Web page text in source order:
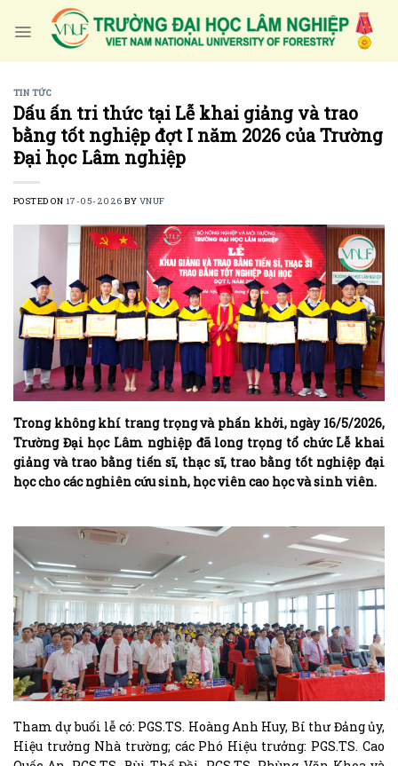
TIN TỨC
Dấu ấn tri thức tại Lễ khai giảng và trao
bằng tốt nghiệp đợt I năm 2026 của Trường
Đại học Lâm nghiệp
POSTED ON 17-05-2026 BY VNUF
Trong không khí trang trọng và phấn khởi, ngày 16/5/2026,
Trường Đại học Lâm nghiệp đã long trọng tổ chức Lễ khai
giảng và trao bằng tiến sĩ, thạc sĩ, trao bằng tốt nghiệp đại
học cho các nghiên cứu sinh, học viên cao học và sinh viên.
Tham dự buổi lễ có: PGS.TS. Hoàng Anh Huy, Bí thư Đảng ủy,
Hiệu trưởng Nhà trường; các Phó Hiệu trưởng: PGS.TS. Cao